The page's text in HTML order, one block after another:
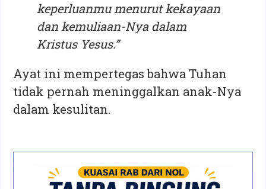
keperluanmu menurut kekayaan
dan kemuliaan-Nya dalam
Kristus Yesus.”
Ayat ini mempertegas bahwa Tuhan
tidak pernah meninggalkan anak-Nya
dalam kesulitan.